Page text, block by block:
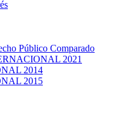
Público Comparado
2021
2014
2015